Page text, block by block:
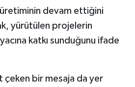
üretiminin devam ettiğini
yürütülen projelerin
katkı sunduğunu ifade
çeken bir mesaja da yer